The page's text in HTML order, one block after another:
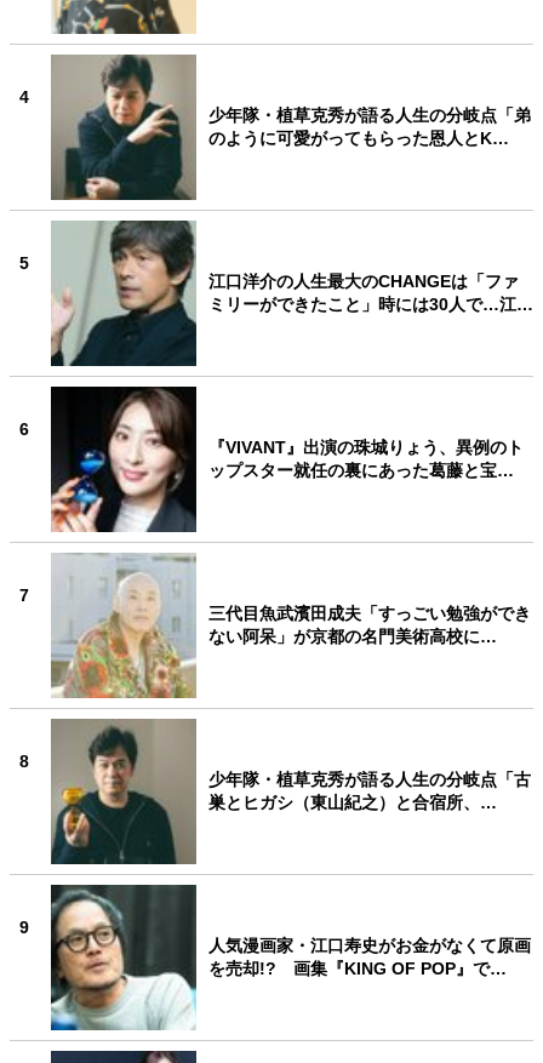
4
少年隊・植草克秀が語る人生の分岐点「弟
のように可愛がってもらった恩人とK…
5
江口洋介の人生最大のCHANGEは「ファ
ミリーができたこと」時には30人で…江…
6
『VIVANT』出演の珠城りょう、異例のト
ップスター就任の裏にあった葛藤と宝…
7
三代目魚武濱田成夫「すっごい勉強ができ
ない阿呆」が京都の名門美術高校に…
8
少年隊・植草克秀が語る人生の分岐点「古
巣とヒガシ（東山紀之）と合宿所、…
9
人気漫画家・江口寿史がお金がなくて原画
を売却!? 画集『KING OF POP』で…